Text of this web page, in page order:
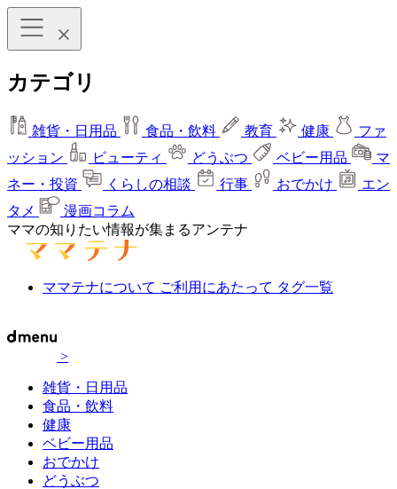
カテゴリ
雑貨・日用品 食品・飲料 教育 健康
ファ
ッション
ビューティ どうぶつ ベビー用品
マ
ネー・投資
くらしの相談 行事 おでかけ
エン
タメ
漫画コラム
ママの知りたい情報が集まるアンテナ
ママテナについて ご利用にあたって タグ一覧
>
雑貨・日用品
食品・飲料
健康
ベビー用品
おでかけ
どうぶつ